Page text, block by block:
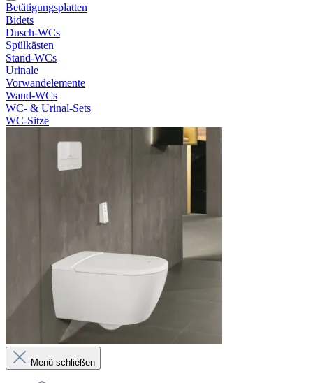
Betätigungsplatten
Bidets
Dusch-WCs
Spülkästen
Stand-WCs
Urinale
Vorwandelemente
Wand-WCs
WC- & Urinal-Sets
WC-Sitze
Menü schließen